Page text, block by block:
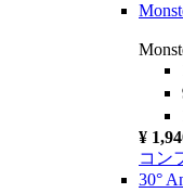
¥
コン
30°